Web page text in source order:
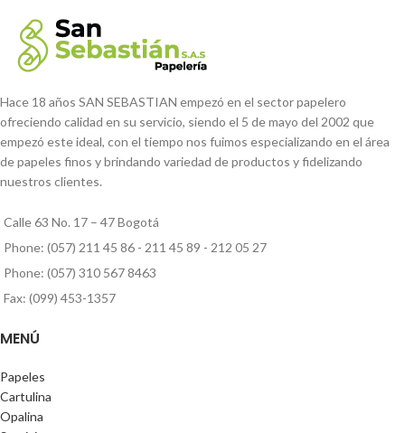
Hace 18 años SAN SEBASTIAN empezó en el sector papelero
ofreciendo calidad en su servicio, siendo el 5 de mayo del 2002 que
empezó este ideal, con el tiempo nos fuimos especializando en el área
de papeles finos y brindando variedad de productos y fidelizando
nuestros clientes.
Calle 63 No. 17 – 47 Bogotá
Phone: (057) 211 45 86 - 211 45 89 - 212 05 27
Phone: (057) 310 567 8463
Fax: (099) 453-1357
MENÚ
Papeles
Cartulina
Opalina